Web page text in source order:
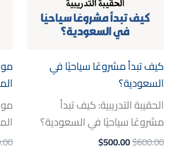
كيف تبدأ مشروعًا سياحيًا في
السعودية؟
الحقيبة التدريبية: كيف تبدأ
مشروعًا سياحيًا في السعودية؟
$600.00
$500.00